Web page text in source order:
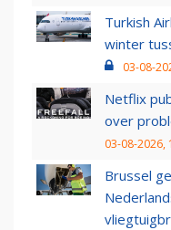
Turkish
winter
03-08-
Netflix
over
03-08-2026,
Brussel